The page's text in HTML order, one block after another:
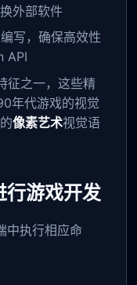
外部软件
写，确保高效性
API
征之一，这些精
年代游戏的视觉
像素艺术视觉语
游戏开发
中执行相应命